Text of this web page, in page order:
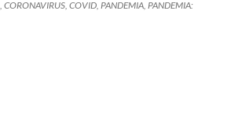
CORONAVIRUS, COVID, PANDEMIA, PANDEMIA: